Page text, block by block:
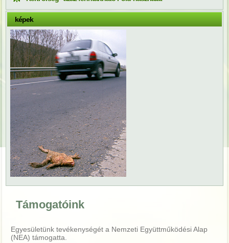
képek
Támogatóink
Egyesületünk tevékenységét a Nemzeti Együttműködési Alap
(NEA) támogatta.